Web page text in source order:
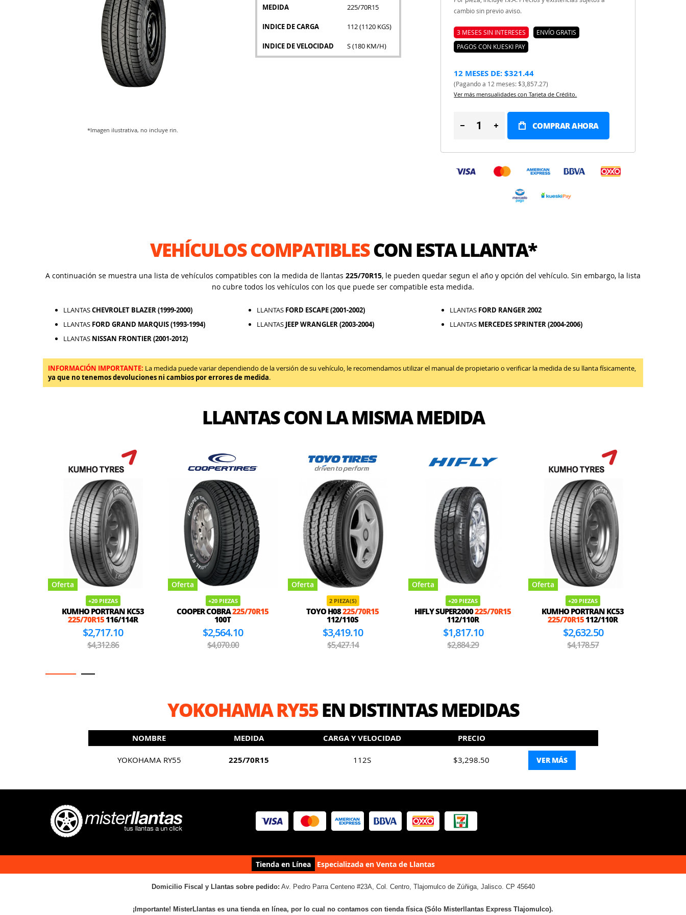
MEDIDA 225/70R15
INDICE DE CARGA 112 (1120 KGS)
INDICE DE VELOCIDAD S (180 KM/H)
cambio sin previo aviso.
3 MESES SIN INTERESES
ENVÍO GRATIS
PAGOS CON KUESKI PAY
12 MESES DE: $321.44
(Pagando a 12 meses: $3,857.27)
Ver más mensualidades con Tarjeta de Crédito.
COMPRAR AHORA
*Imagen ilustrativa, no incluye rin.
VEHÍCULOS COMPATIBLESCON ESTA LLANTA*
A continuación se muestra una lista de vehículos compatibles con la medida de llantas 225/70R15, le pueden quedar segun el año y opción del vehículo. Sin embargo, la lista
no cubre todos los vehículos con los que puede ser compatible esta medida.
LLANTASCHEVROLET BLAZER (1999-2000) LLANTAS FORD ESCAPE (2001-2002) LLANTAS FORD RANGER 2002
LLANTAS FORD GRAND MARQUIS (1993-1994) LLANTAS JEEP WRANGLER (2003-2004) LLANTAS MERCEDES SPRINTER (2004-2006)
LLANTAS NISSAN FRONTIER (2001-2012)
INFORMACIÓN IMPORTANTE: La medida puede variar dependiendo de la versión de su vehículo, le recomendamos utilizar el manual de propietario o verificar la medida de su llanta físicamente,
ya que no tenemos devoluciones ni cambios por errores de medida.
LLANTAS CON LA MISMA MEDIDA
Oferta
+20 PIEZAS
KUMHO PORTRAN KC53
225/70R15116/114R
$2,717.10
$4,312.86
Oferta
+20 PIEZAS
COOPER COBRA225/70R15
100T
$2,564.10
$4,070.00
Oferta
2 PIEZA(S)
TOYO H08225/70R15
112/110S
$3,419.10
$5,427.14
Oferta
+20 PIEZAS
HIFLY SUPER2000225/70R15
112/110R
$1,817.10
$2,884.29
Oferta
+20 PIEZAS
KUMHO PORTRAN KC53
225/70R15112/110R
$2,632.50
$4,178.57
YOKOHAMA RY55EN DISTINTAS MEDIDAS
NOMBRE MEDIDA CARGA Y VELOCIDAD PRECIO
YOKOHAMA RY55 225/70R15 112S $3,298.50 VER MÁS
Tienda en Línea Especializada en Venta de Llantas
Domicilio Fiscal y Llantas sobre pedido: Av. Pedro Parra Centeno #23A, Col. Centro, Tlajomulco de Zúñiga, Jalisco. CP 45640
¡Importante! MisterLlantas es una tienda en línea, por lo cual no contamos con tienda física (Sólo Misterllantas Express Tlajomulco).